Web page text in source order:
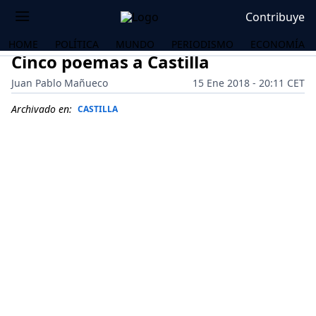
Contribuye
HOME POLÍTICA MUNDO PERIODISMO ECONOMÍA
Cinco poemas a Castilla
Juan Pablo Mañueco
15 Ene 2018 - 20:11 CET
Archivado en: CASTILLA